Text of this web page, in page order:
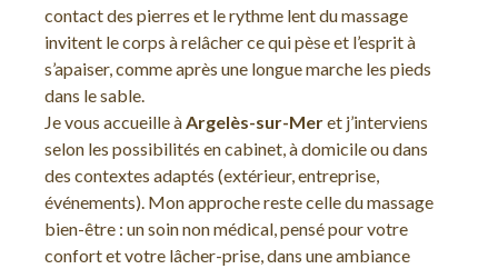
contact des pierres et le rythme lent du massage
invitent le corps à relâcher ce qui pèse et l’esprit à
s’apaiser, comme après une longue marche les pieds
dans le sable.
Je vous accueille àArgelès-sur-Meret j’interviens
selon les possibilités en cabinet, à domicile ou dans
des contextes adaptés (extérieur, entreprise,
événements). Mon approche reste celle du massage
bien-être : un soin non médical, pensé pour votre
confort et votre lâcher-prise, dans une ambiance